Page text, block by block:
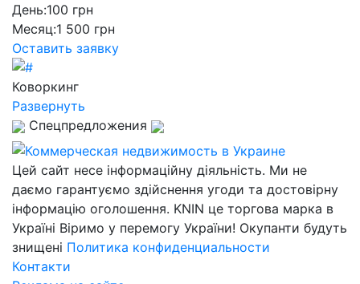
День:100 грн
Месяц:1 500 грн
Оставить заявку
Коворкинг
Развернуть
Спецпредложения
Цей сайт несе інформаційну діяльність. Ми не
даємо гарантуємо здійснення угоди та достовірну
інформацію оголошення. KNIN це торгова марка в
Україні Віримо у перемогу України! Окупанти будуть
знищені Политика конфиденциальности
Контакти